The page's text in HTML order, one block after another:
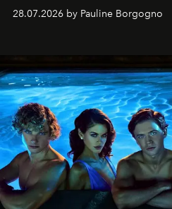
28.07.2026 by Pauline Borgogno